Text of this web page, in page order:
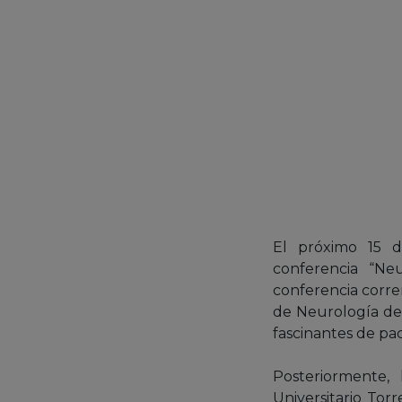
El próximo 15
conferencia
conferencia
de Neurología
fascinantes de
Universitario